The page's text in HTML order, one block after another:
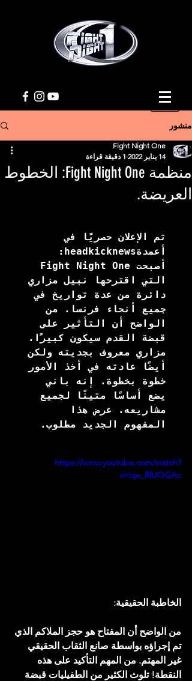
منشور
منظمة Fight Night One: الخطوط
العريضة.
Fight Night One
14 يناير 2022
1 دقيقة قراءة
تم الإعلان حصريًا في
دائرة من عدة تواريخ في
جميع أنحاء فرنسا. من
الواضح أن التأثير على
مزاري معروف بجديته ولكن
خطوة بخطوة. إنه باني
المفهوم الجديد مطلوب.
https://www.youtube.com/watch?
v=iqe_RlUOGAc
الخاطبة الحقيقية:
من الواضح أن المفتاح هو حجز الملاكم الذي
تم إجراؤه بواسطة صانع الثقاب الحقيقي
غير المهتم. من المهم التأكيد على هذه
النقطة! تلوث الكثير من الطفيليات قبضة